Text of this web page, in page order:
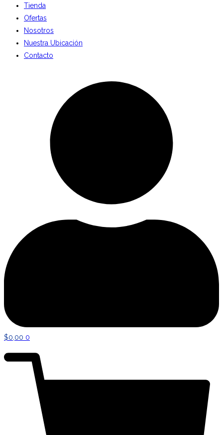
Tienda
Ofertas
Nosotros
Nuestra Ubicación
Contacto
$0,00 0